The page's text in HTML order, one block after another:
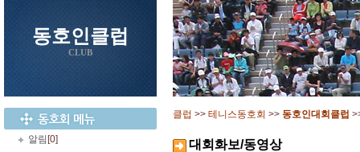
동호인클럽
CLUB
알림 [0]
클럽 >> 테니스동호회 >> 동호인대회클럽
대회화보/동영상